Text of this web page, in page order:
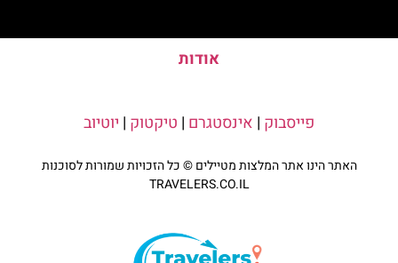
אודות
פייסבוק | אינסטגרם | טיקטוק | יוטיוב
האתר הינו אתר המלצות מטיילים © כל הזכויות שמורות לסוכנות
TRAVELERS.CO.IL